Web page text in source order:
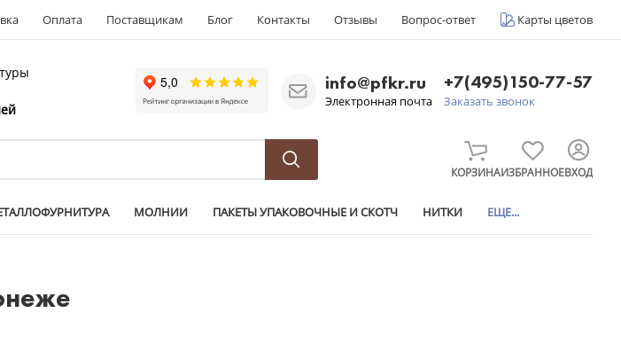
Оплата Поставщикам Блог Контакты Отзывы Вопрос-ответ Карты цветов
info@pfkr.ru
Электронная почта
+7(495)150-77-57
Заказать звонок
КОРЗИНАИЗБРАННОЕВХОД
МОЛНИИ ПАКЕТЫ УПАКОВОЧНЫЕ И СКОТЧ НИТКИ ЕЩЕ...